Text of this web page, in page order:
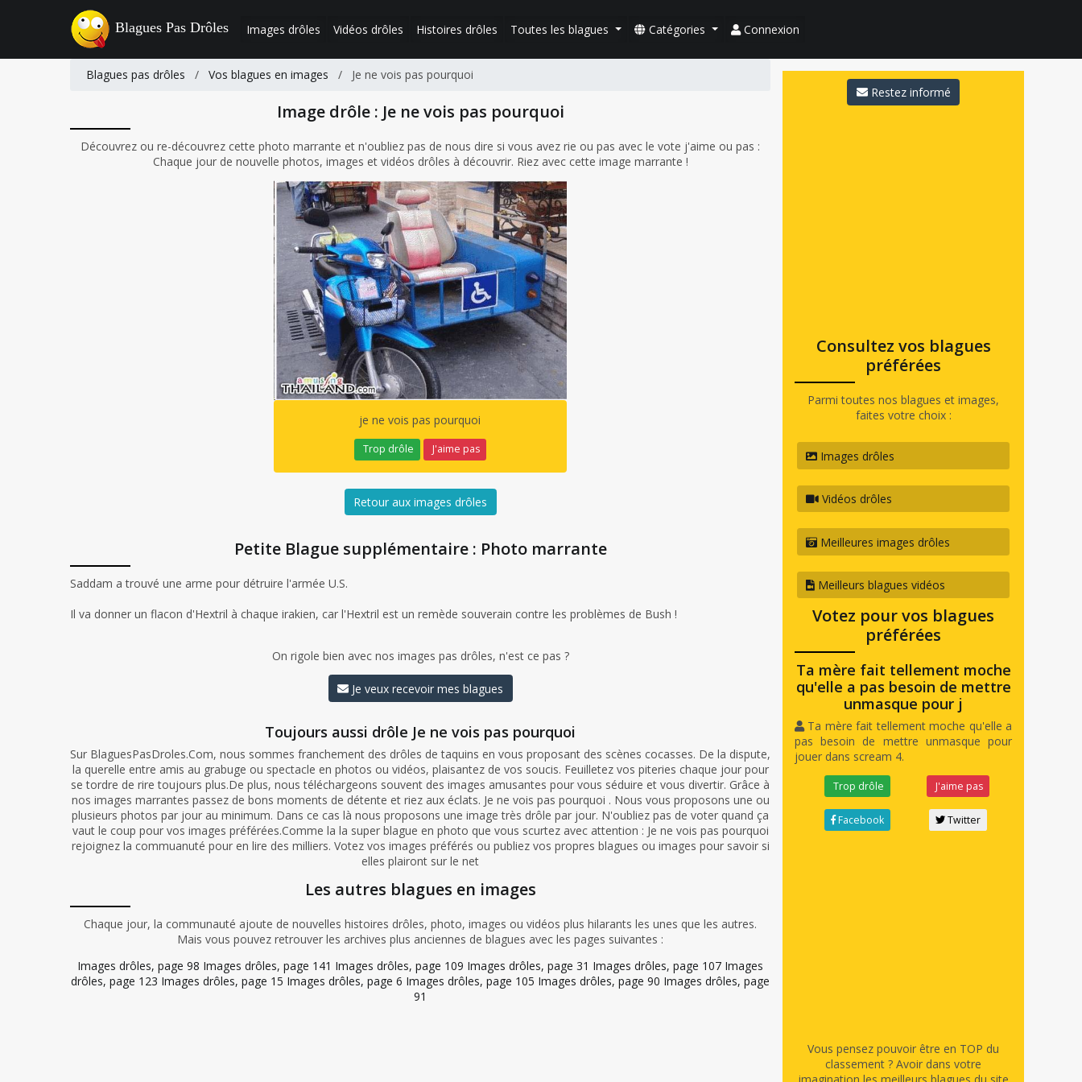
Blagues Pas Drôles Images drôles Vidéos drôles Histoires drôles Toutes les blagues Catégories Connexion
Blagues pas drôles / Vos blagues en images / Je ne vois pas pourquoi
Image drôle : Je ne vois pas pourquoi
Découvrez ou re-découvrez cette photo marrante et n'oubliez pas de nous dire si vous avez rie ou pas avec le vote j'aime ou pas :
Chaque jour de nouvelle photos, images et vidéos drôles à découvrir. Riez avec cette image marrante !
je ne vois pas pourquoi
Trop drôle J'aime pas
Retour aux images drôles
Petite Blague supplémentaire : Photo marrante
Saddam a trouvé une arme pour détruire l'armée U.S.
Il va donner un flacon d'Hextril à chaque irakien, car l'Hextril est un remède souverain contre les problèmes de Bush !
On rigole bien avec nos images pas drôles, n'est ce pas ?
Je veux recevoir mes blagues
Toujours aussi drôle Je ne vois pas pourquoi
Sur BlaguesPasDroles.Com, nous sommes franchement des drôles de taquins en vous proposant des scènes cocasses. De la dispute,
la querelle entre amis au grabuge ou spectacle en photos ou vidéos, plaisantez de vos soucis. Feuilletez vos piteries chaque jour pour
se tordre de rire toujours plus.De plus, nous téléchargeons souvent des images amusantes pour vous séduire et vous divertir. Grâce à
nos images marrantes passez de bons moments de détente et riez aux éclats. Je ne vois pas pourquoi . Nous vous proposons une ou
plusieurs photos par jour au minimum. Dans ce cas là nous proposons une image très drôle par jour. N'oubliez pas de voter quand ça
vaut le coup pour vos images préférées.Comme la la super blague en photo que vous scurtez avec attention : Je ne vois pas pourquoi
rejoignez la commuanuté pour en lire des milliers. Votez vos images préférés ou publiez vos propres blagues ou images pour savoir si
elles plairont sur le net
Les autres blagues en images
Chaque jour, la communauté ajoute de nouvelles histoires drôles, photo, images ou vidéos plus hilarants les unes que les autres.
Mais vous pouvez retrouver les archives plus anciennes de blagues avec les pages suivantes :
Images drôles, page 98 Images drôles, page 141 Images drôles, page 109 Images drôles, page 31 Images drôles, page 107 Images
drôles, page 123 Images drôles, page 15 Images drôles, page 6 Images drôles, page 105 Images drôles, page 90 Images drôles, page
91
Restez informé
Consultez vos blagues
préférées
Parmi toutes nos blagues et images,
faites votre choix :
Images drôles
Vidéos drôles
Meilleures images drôles
Meilleurs blagues vidéos
Votez pour vos blagues
préférées
Ta mère fait tellement moche
qu'elle a pas besoin de mettre
unmasque pour j
Ta mère fait tellement moche qu'elle a
pas besoin de mettre unmasque pour
jouer dans scream 4.
Trop drôle
Facebook
J'aime pas
Twitter
Vous pensez pouvoir être en TOP du
classement ? Avoir dans votre